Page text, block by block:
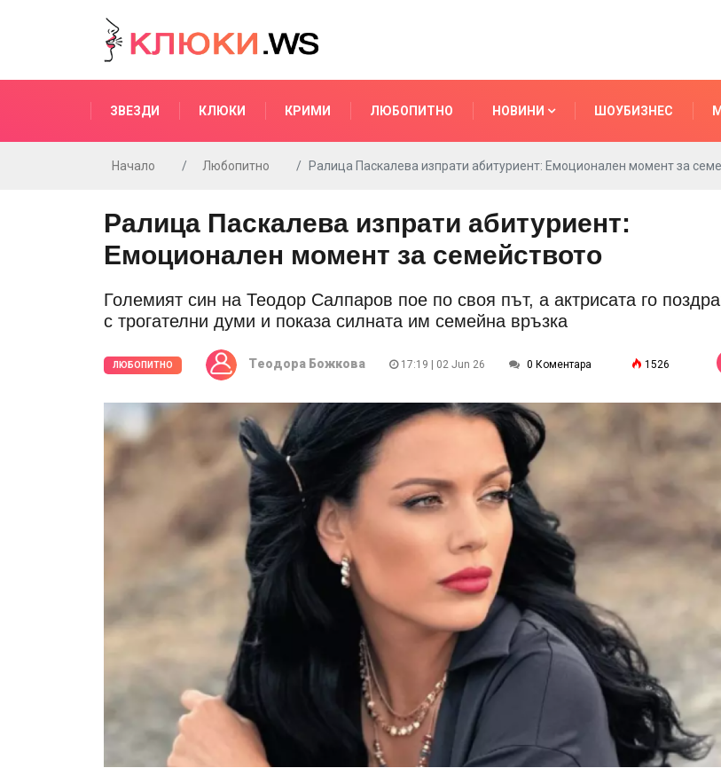
ЗВЕЗДИ КЛЮКИ КРИМИ ЛЮБОПИТНО НОВИНИ ШОУБИЗНЕС
Начало Любопитно Ралица Паскалева изпрати абитуриент: Емоционален момент за
Ралица Паскалева изпрати абитуриент:
Емоционален момент за семейството
Големият син на Теодор Салпаров пое по своя път, а актрисата го
с трогателни думи и показа силната им семейна връзка
ЛЮБОПИТНО Tеодора Божкова 17:19 | 02 Jun 26 0 Коментара 1526